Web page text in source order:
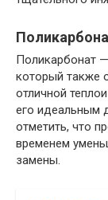
Поликарбонат —
который также
отличной
его идеальным
отметить, что
временем
замены.